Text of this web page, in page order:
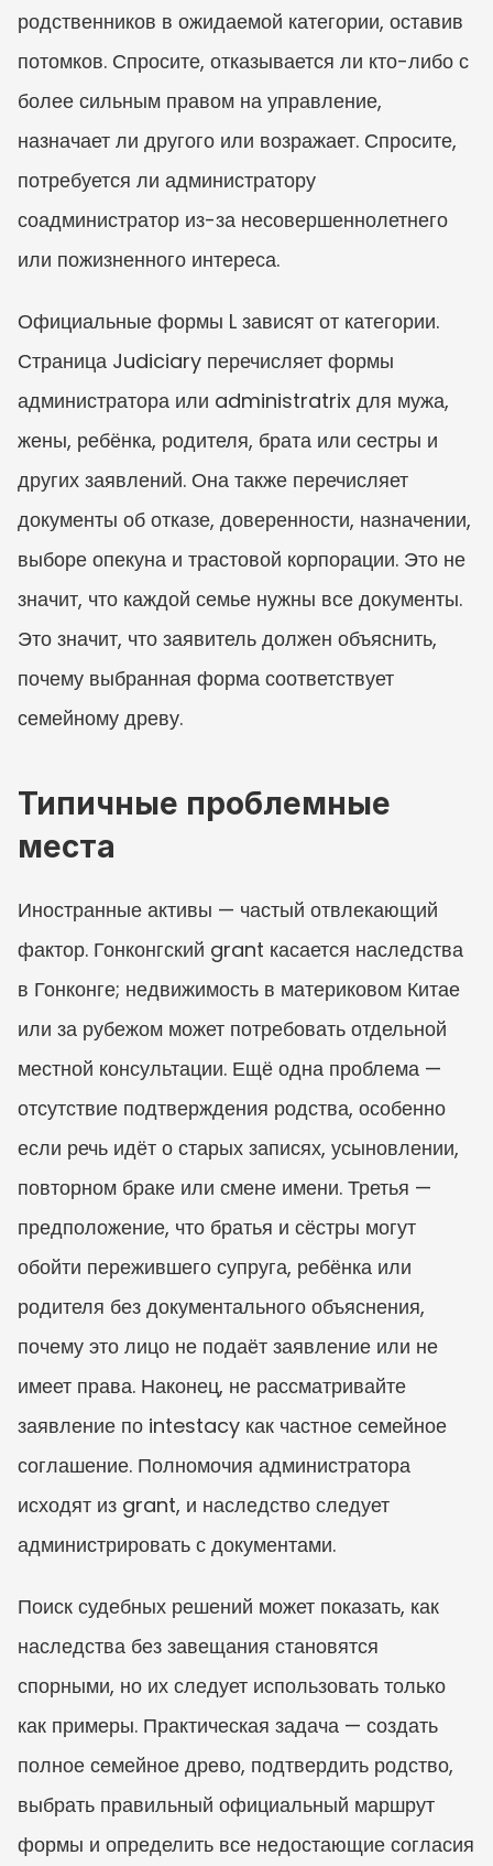
родственников в ожидаемой категории, оставив
потомков. Спросите, отказывается ли кто-либо с
более сильным правом на управление,
назначает ли другого или возражает. Спросите,
потребуется ли администратору
соадминистратор из-за несовершеннолетнего
или пожизненного интереса.
Официальные формы L зависят от категории.
Страница Judiciary перечисляет формы
администратора или administratrix для мужа,
жены, ребёнка, родителя, брата или сестры и
других заявлений. Она также перечисляет
документы об отказе, доверенности, назначении,
выборе опекуна и трастовой корпорации. Это не
значит, что каждой семье нужны все документы.
Это значит, что заявитель должен объяснить,
почему выбранная форма соответствует
семейному древу.
Типичные проблемные
места
Иностранные активы — частый отвлекающий
фактор. Гонконгский grant касается наследства
в Гонконге; недвижимость в материковом Китае
или за рубежом может потребовать отдельной
местной консультации. Ещё одна проблема —
отсутствие подтверждения родства, особенно
если речь идёт о старых записях, усыновлении,
повторном браке или смене имени. Третья —
предположение, что братья и сёстры могут
обойти пережившего супруга, ребёнка или
родителя без документального объяснения,
почему это лицо не подаёт заявление или не
имеет права. Наконец, не рассматривайте
заявление по intestacy как частное семейное
соглашение. Полномочия администратора
исходят из grant, и наследство следует
администрировать с документами.
Поиск судебных решений может показать, как
наследства без завещания становятся
спорными, но их следует использовать только
как примеры. Практическая задача — создать
полное семейное древо, подтвердить родство,
выбрать правильный официальный маршрут
формы и определить все недостающие согласия